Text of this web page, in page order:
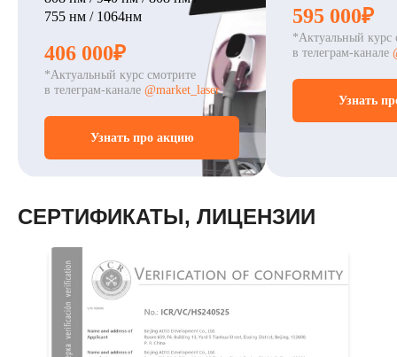
755 нм / 1064нм
406 000₽
*Актуальный курс смотрите
в телеграм-канале @market_laser
Узнать про акцию
595 000₽
*Актуальный курс
в телеграм-канале
Узнать
СЕРТИФИКАТЫ, ЛИЦЕНЗИИ